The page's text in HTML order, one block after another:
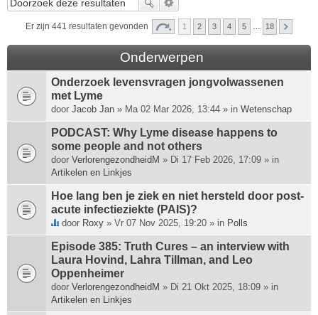
Er zijn 441 resultaten gevonden 1 2 3 4 5 18
Onderwerpen
Onderzoek levensvragen jongvolwassenen
met Lyme
door Jacob Jan » Ma 02 Mar 2026, 13:44 » in Wetenschap
PODCAST: Why Lyme disease happens to
some people and not others
door VerlorengezondheidM » Di 17 Feb 2026, 17:09 » in
Artikelen en Linkjes
Hoe lang ben je ziek en niet hersteld door post-
acute infectieziekte (PAIS)?
i
t
o
n
d
door Roxy » Vr 07 Nov 2025, 19:20 » in Polls
Episode 385: Truth Cures – an interview with
Laura Hovind, Lahra Tillman, and Leo
Oppenheimer
door VerlorengezondheidM » Di 21 Okt 2025, 18:09 » in
Artikelen en Linkjes